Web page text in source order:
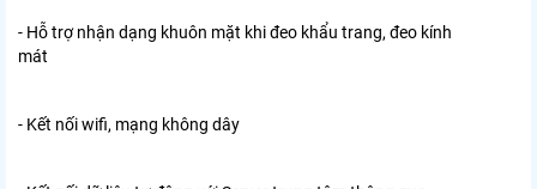
- Hỗ trợ nhận dạng khuôn mặt khi đeo khẩu trang, đeo kính
mát
- Kết nối wifi, mạng không dây